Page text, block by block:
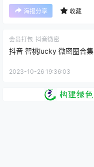
海报分享 收藏
会员打包 抖音微密
抖音 智桃lucky 微密圈合集
2023-10-26 19:36:03